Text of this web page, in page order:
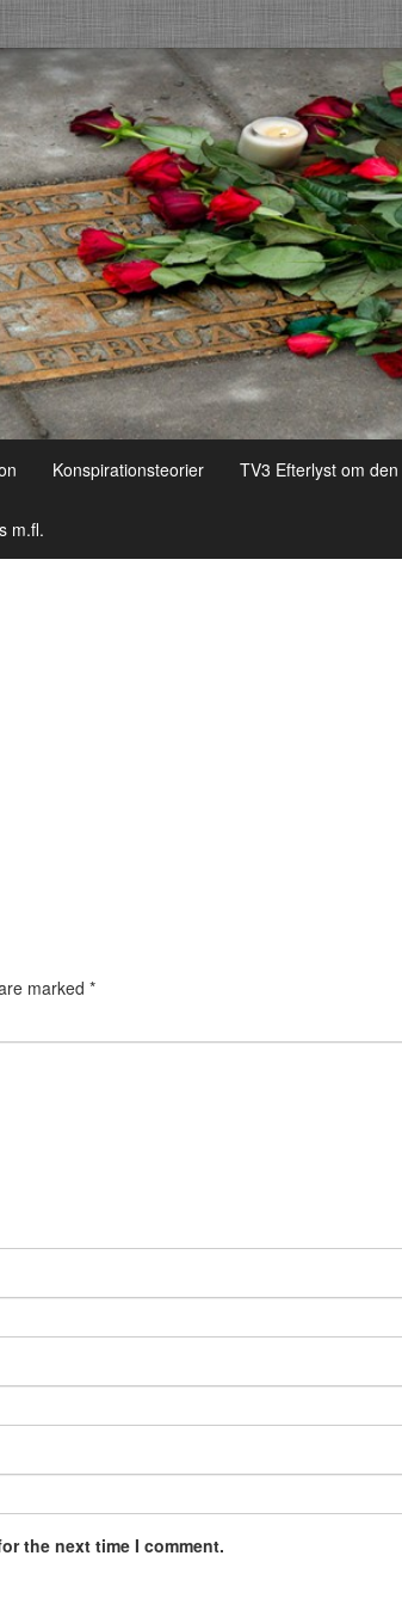
Konspirationsteorier TV3 Efterlyst om
m.fl.
marked *
the next time I comment.